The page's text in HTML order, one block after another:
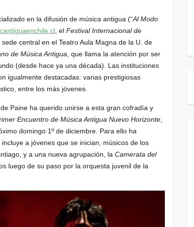
en la difusión de música antigua (“Al Modo
, elFestival Internacional de
central en el Teatro Aula Magna de la U. de
de Música Antigua , que llama la atención por ser
(desde hace ya una década). Las instituciones
igualmente destacadas: varias prestigiosas
entre los más jóvenes.
Paine ha querido unirse a esta gran cofradía y
Encuentro de Música Antigua Nuevo Horizonte
domingo 1º de diciembre. Para ello ha
a jóvenes que se inician, músicos de los
y a una nueva agrupación, laCamerata del
luego de su paso por la orquesta juvenil de la